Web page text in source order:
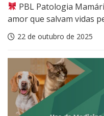
PBL Patologia
amor que salvam vidas
22 de outubro de 2025